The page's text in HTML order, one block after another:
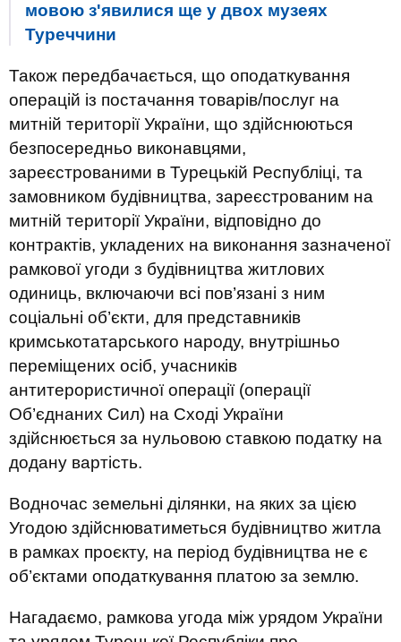
мовою з'явилися ще у двох музеях
Туреччини
Також передбачається, що оподаткування
операцій із постачання товарів/послуг на
митній території України, що здійснюються
безпосередньо виконавцями,
зареєстрованими в Турецькій Республіці, та
замовником будівництва, зареєстрованим на
митній території України, відповідно до
контрактів, укладених на виконання зазначеної
рамкової угоди з будівництва житлових
одиниць, включаючи всі пов’язані з ним
соціальні об’єкти, для представників
кримськотатарського народу, внутрішньо
переміщених осіб, учасників
антитерористичної операції (операції
Об’єднаних Сил) на Сході України
здійснюється за нульовою ставкою податку на
додану вартість.
Водночас земельні ділянки, на яких за цією
Угодою здійснюватиметься будівництво житла
в рамках проєкту, на період будівництва не є
об’єктами оподаткування платою за землю.
Нагадаємо, рамкова угода між урядом України